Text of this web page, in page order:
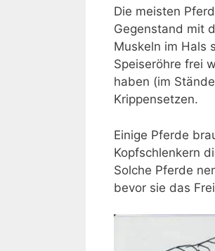
Die meisten
Gegenstand mit
Muskeln im Hals
Speiseröhre frei
haben (im
Krippensetzen.
Einige Pferde
Kopfschlenkern
Solche Pferde
bevor sie das